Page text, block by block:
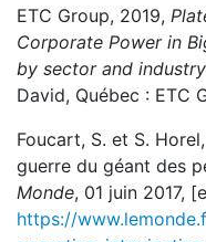
ETC Group, 2019,
Corporate Power in
by sector and
David, Québec : ETC
Foucart, S. et S.
guerre du géant des
Monde, 01 juin 2017,
https://